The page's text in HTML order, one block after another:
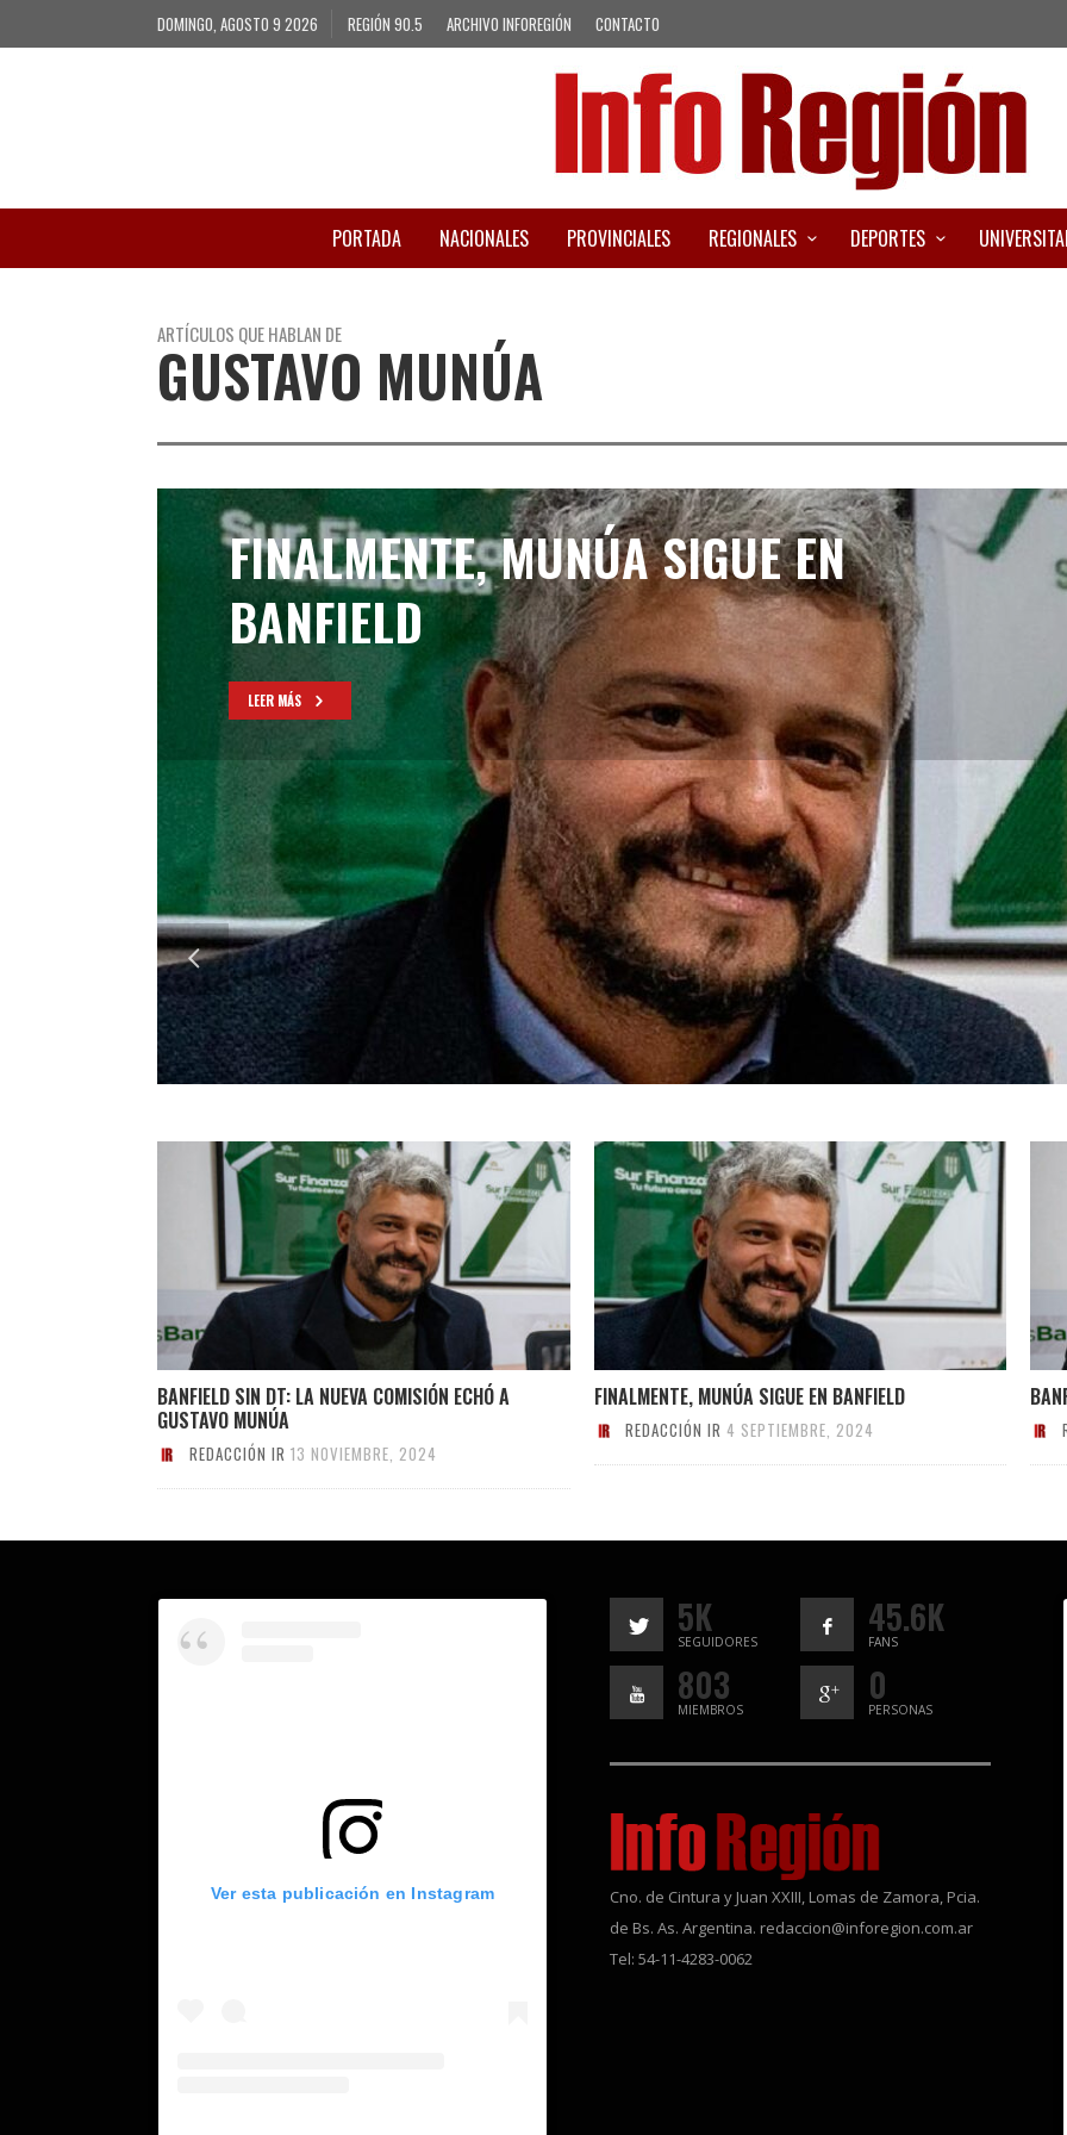
DOMINGO, AGOSTO 9 2026 REGIÓN 90.5 ARCHIVO INFOREGIÓN CONTACTO
PORTADA NACIONALES PROVINCIALES REGIONALES DEPORTES
ARTÍCULOS QUE HABLAN DE
GUSTAVO MUNÚA
FINALMENTE, MUNÚA SIGUE EN
BANFIELD
LEER MÁS
BANFIELD SIN DT: LA NUEVA COMISIÓN ECHÓ A
GUSTAVO MUNÚA
REDACCIÓN IR 13 NOVIEMBRE, 2024
FINALMENTE, MUNÚA SIGUE EN BANFIELD
REDACCIÓN IR 4 SEPTIEMBRE, 2024
Ver esta publicación en Instagram
5K
SEGUIDORES
45.6K
FANS
803
MIEMBROS
0
PERSONAS
Cno. de Cintura y Juan XXIII, Lomas de Zamora, Pcia.
de Bs. As. Argentina. redaccion@inforegion.com.ar
Tel: 54-11-4283-0062